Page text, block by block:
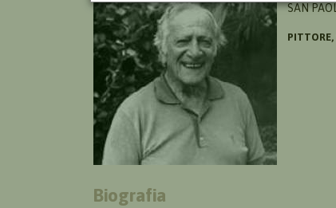
SAN
PITTORE,
Biografia